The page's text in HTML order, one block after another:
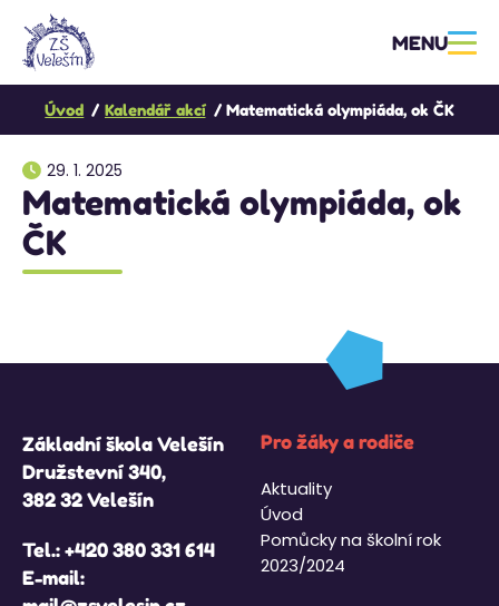
MENU
Úvod Kalendář akcí Matematická olympiáda, ok ČK
29. 1. 2025
Matematická olympiáda, ok
ČK
Základní škola Velešín
Družstevní 340,
382 32 Velešín
Tel.:+420 380 331 614
E-mail:
Pro žáky a rodiče
Aktuality
Úvod
Pomůcky na školní rok
2023/2024